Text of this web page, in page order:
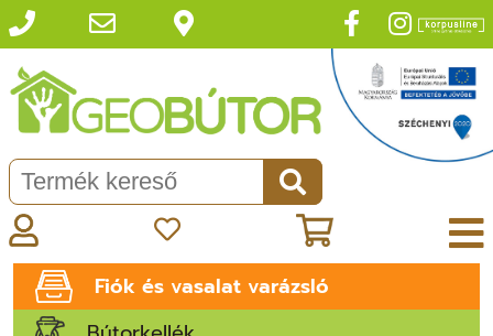
Fiók és vasalat varázsló